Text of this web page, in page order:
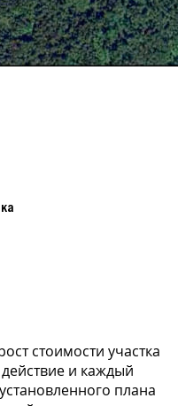
стоимости участка
и каждый
плана